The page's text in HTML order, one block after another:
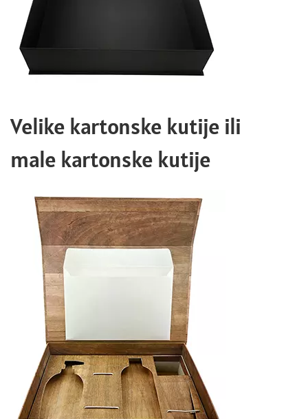
Velike kartonske kutije ili
male kartonske kutije